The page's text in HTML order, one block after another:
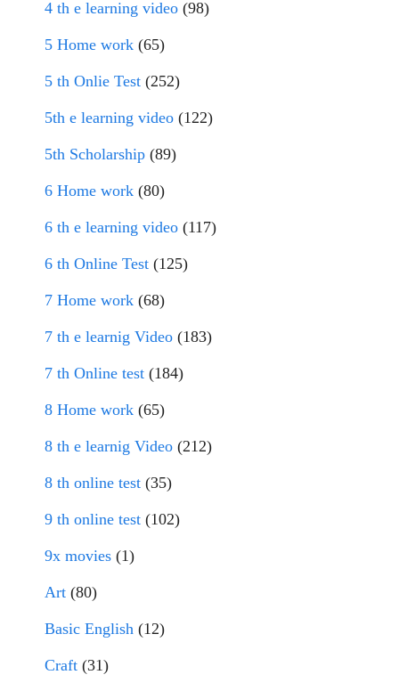
4 th e learning video (98)
5 Home work (65)
5 th Onlie Test (252)
5th e learning video (122)
5th Scholarship (89)
6 Home work (80)
6 th e learning video (117)
6 th Online Test (125)
7 Home work (68)
7 th e learnig Video (183)
7 th Online test (184)
8 Home work (65)
8 th e learnig Video (212)
8 th online test (35)
9 th online test (102)
9x movies (1)
Art (80)
Basic English (12)
Craft (31)